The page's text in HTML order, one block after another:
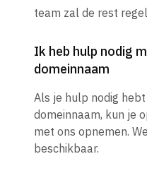
team zal de rest
Ik heb hulp nodig
domeinnaam
Als je hulp nodig
domeinnaam, kun je
met ons opnemen.
beschikbaar.